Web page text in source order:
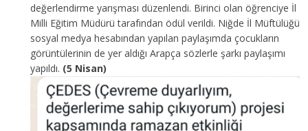
değerlendirme yarışması düzenlendi. Birinci olan öğrenciye İl
Milli Eğitim Müdürü tarafından ödül verildi. Niğde İl Müftülüğü
sosyal medya hesabından yapılan paylaşımda çocukların
görüntülerinin de yer aldığı Arapça sözlerle şarkı paylaşımı
yapıldı. (5 Nisan)